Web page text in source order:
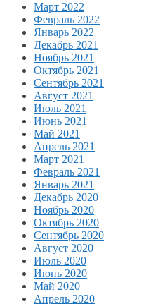
Март 2022
Февраль 2022
Январь 2022
Декабрь 2021
Ноябрь 2021
Октябрь 2021
Сентябрь 2021
Август 2021
Июль 2021
Июнь 2021
Май 2021
Апрель 2021
Март 2021
Февраль 2021
Январь 2021
Декабрь 2020
Ноябрь 2020
Октябрь 2020
Сентябрь 2020
Август 2020
Июль 2020
Июнь 2020
Май 2020
Апрель 2020